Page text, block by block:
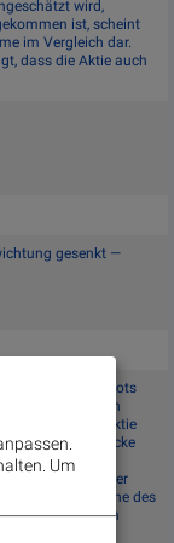
wird,
ist, scheint
im Vergleich dar.
dass die Aktie auch
gesenkt —
Musterdepots
die historischen
Quartal für die Aktie
für Bildungszwecke
Erster, dass der
sich in der Nähe des
Markennamen
Um